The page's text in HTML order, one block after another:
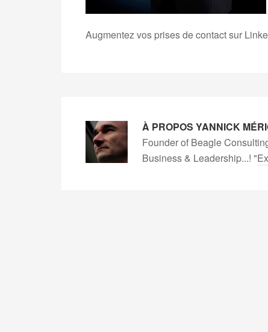
Augmentez vos prises de contact sur
À PROPOS YANNICK
Founder of Beagle
Business & Leadership...! "